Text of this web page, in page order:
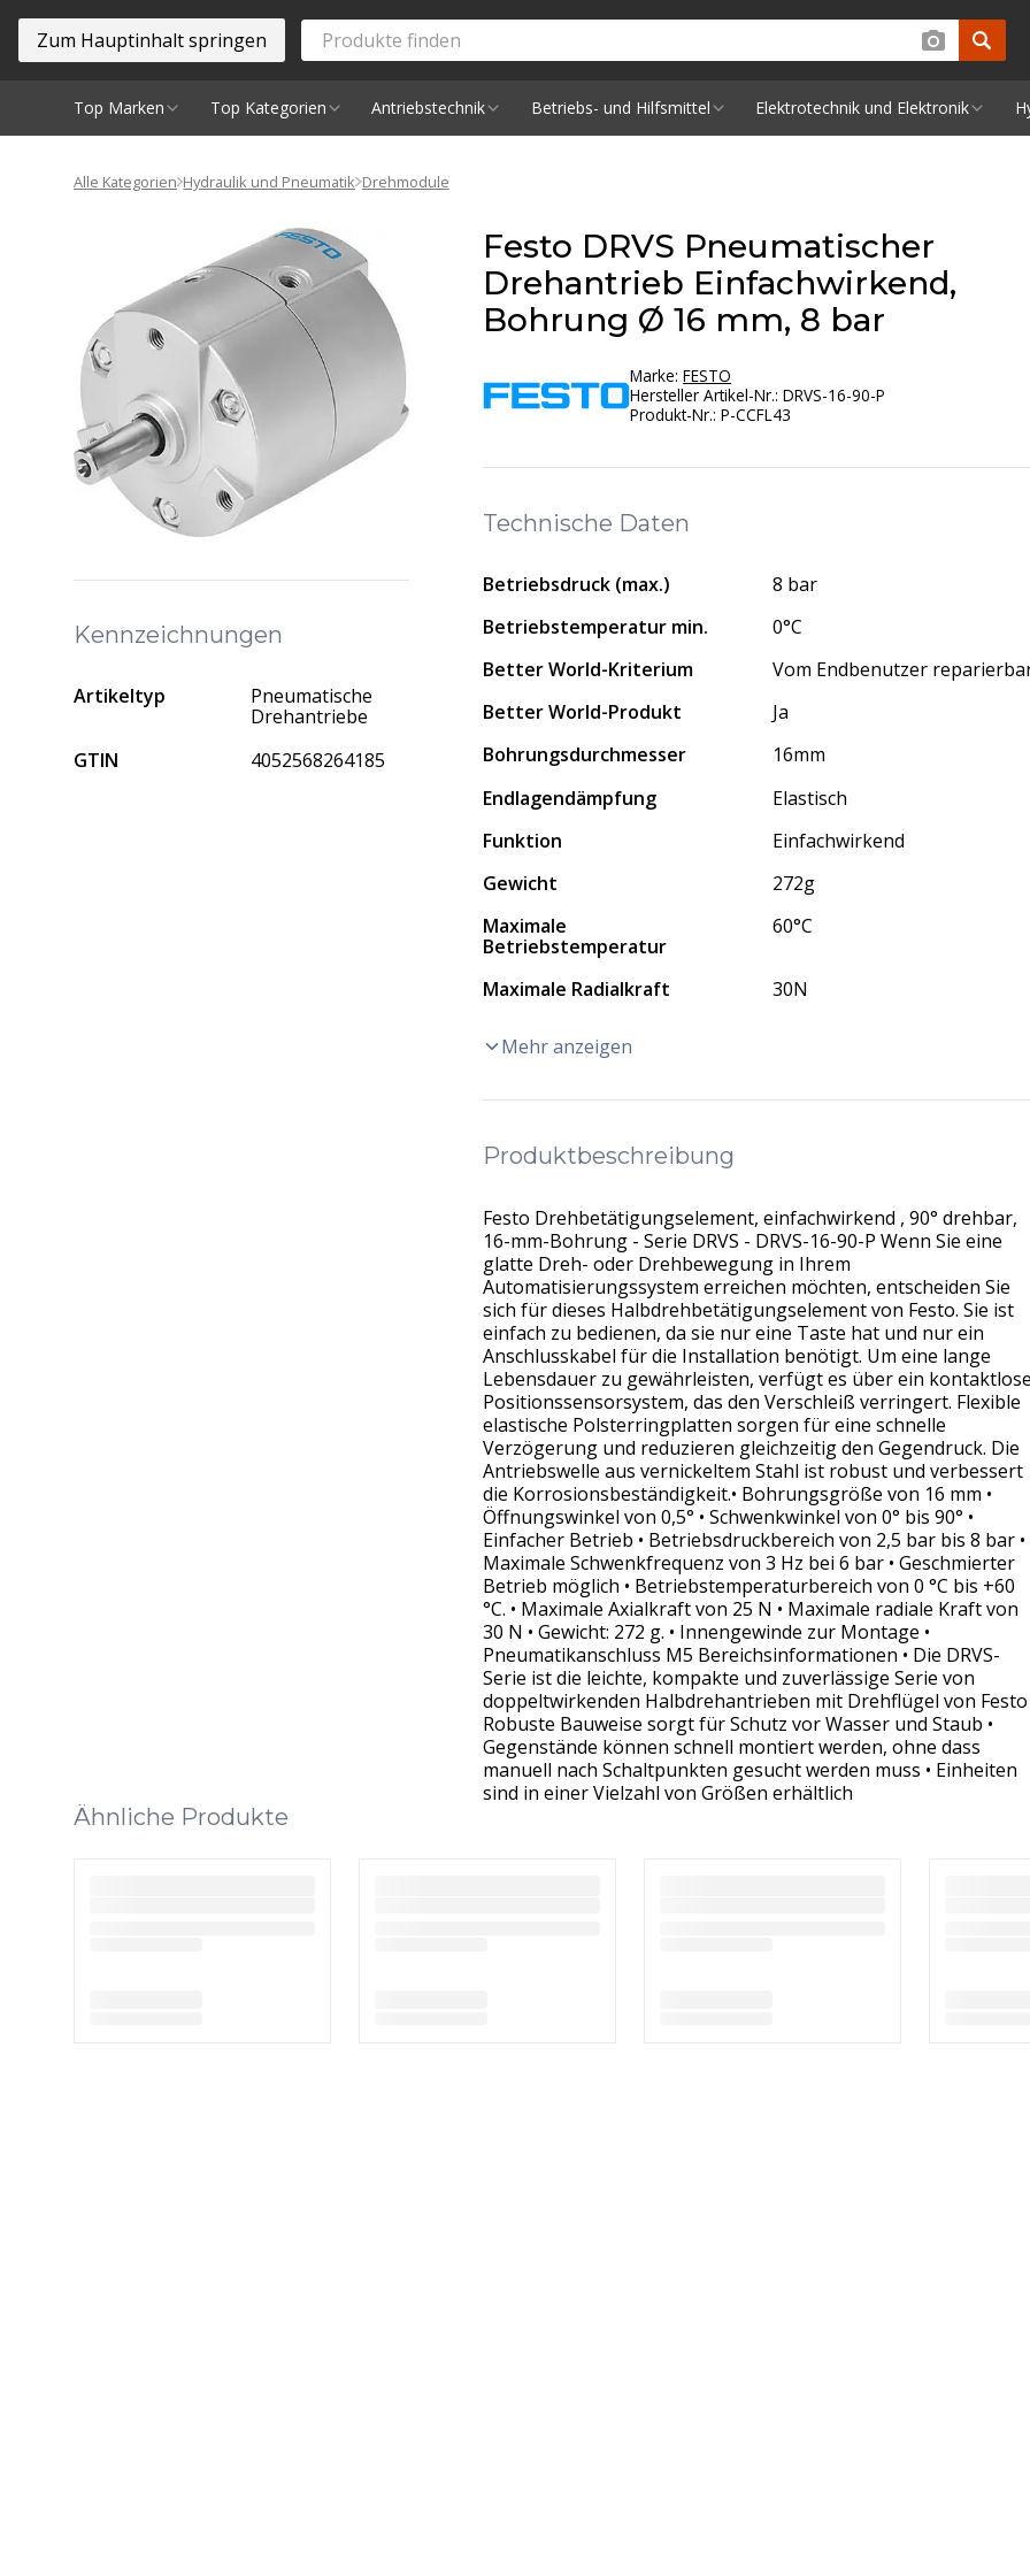
Zum Hauptinhalt springen
Top Marken Top Kategorien Antriebstechnik Betriebs- und Hilfsmittel Elektrotechnik und Elektronik
Alle Kategorien Hydraulik und Pneumatik Drehmodule
Festo DRVS Pneumatischer
Drehantrieb Einfachwirkend,
Bohrung Ø 16 mm, 8 bar
Marke:FESTO
Hersteller Artikel-Nr.:DRVS-16-90-P
Produkt-Nr.:P-CCFL43
Technische Daten
Betriebsdruck (max.)
8 bar
Betriebstemperatur min.
0°C
Better World-Kriterium
Vom Endbenutzer
Better World-Produkt
Ja
Bohrungsdurchmesser
16mm
Endlagendämpfung
Elastisch
Funktion
Einfachwirkend
Gewicht
272g
Maximale
Betriebstemperatur
60°C
Maximale Radialkraft 30N
Mehr anzeigen
Produktbeschreibung
Festo Drehbetätigungselement, einfachwirkend , 90° drehbar,
16-mm-Bohrung - Serie DRVS - DRVS-16-90-P Wenn Sie eine
glatte Dreh- oder Drehbewegung in Ihrem
Automatisierungssystem erreichen möchten, entscheiden Sie
sich für dieses Halbdrehbetätigungselement von Festo. Sie ist
einfach zu bedienen, da sie nur eine Taste hat und nur ein
Anschlusskabel für die Installation benötigt. Um eine lange
Lebensdauer zu gewährleisten, verfügt es über ein
Positionssensorsystem, das den Verschleiß verringert. Flexible
elastische Polsterringplatten sorgen für eine schnelle
Verzögerung und reduzieren gleichzeitig den Gegendruck. Die
Antriebswelle aus vernickeltem Stahl ist robust und verbessert
die Korrosionsbeständigkeit.• Bohrungsgröße von 16 mm •
Öffnungswinkel von 0,5° • Schwenkwinkel von 0° bis 90° •
Einfacher Betrieb • Betriebsdruckbereich von 2,5 bar bis 8 bar •
Maximale Schwenkfrequenz von 3 Hz bei 6 bar • Geschmierter
Betrieb möglich • Betriebstemperaturbereich von 0 °C bis +60
°C. • Maximale Axialkraft von 25 N • Maximale radiale Kraft von
30 N • Gewicht: 272 g. • Innengewinde zur Montage •
Pneumatikanschluss M5 Bereichsinformationen • Die DRVS-
Serie ist die leichte, kompakte und zuverlässige Serie von
doppeltwirkenden Halbdrehantrieben mit Drehflügel von Festo
Robuste Bauweise sorgt für Schutz vor Wasser und Staub •
Gegenstände können schnell montiert werden, ohne dass
manuell nach Schaltpunkten gesucht werden muss • Einheiten
sind in einer Vielzahl von Größen erhältlich
Kennzeichnungen
Artikeltyp
Pneumatische
Drehantriebe
GTIN
4052568264185
Ähnliche Produkte